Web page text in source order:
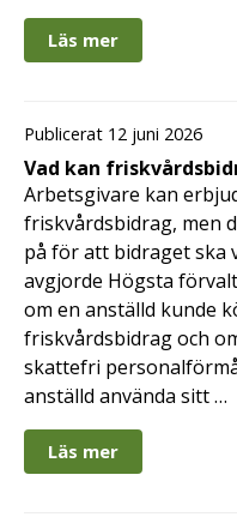
Läs mer
Publicerat 12 juni 2026
Vad kan
Arbetsgivare kan
friskvårdsbidrag, men
på för att bidraget ska
avgjorde Högsta
om en anställd kunde
friskvårdsbidrag och
skattefri
anställd använda sitt …
Läs mer